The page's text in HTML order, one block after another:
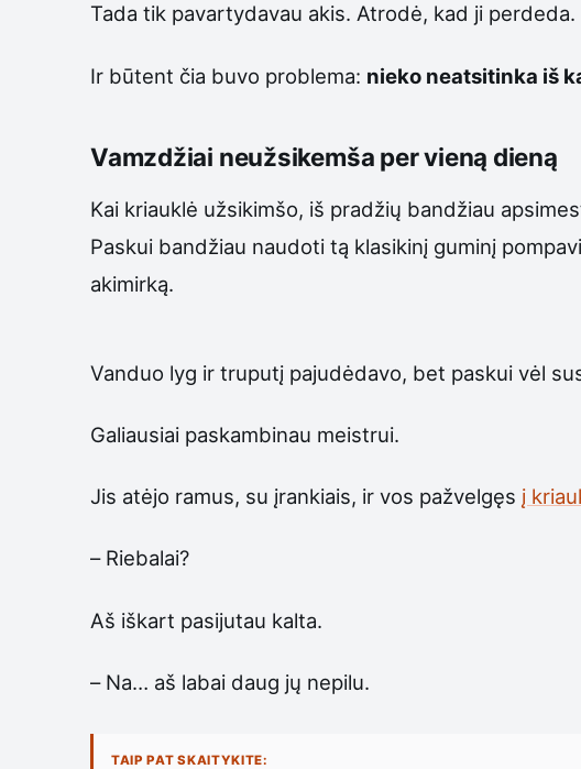
Tada tik pavartydavau akis. Atrodė, kad ji
Ir būtent čia buvo problema: nieko neatsitinka iš
Vamzdžiai neužsikemša per vieną dieną
Kai kriauklė užsikimšo, iš pradžių bandžiau
Paskui bandžiau naudoti tą klasikinį guminį
akimirką.
Vanduo lyg ir truputį pajudėdavo, bet paskui vėl
Galiausiai paskambinau meistrui.
Jis atėjo ramus, su įrankiais, ir vos pažvelgęs į
– Riebalai?
Aš iškart pasijutau kalta.
– Na… aš labai daug jų nepilu.
TAIP PAT SKAITYKITE: